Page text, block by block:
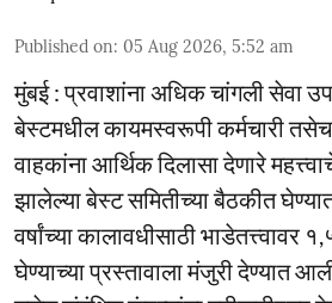
Published on: 05 Aug 2026, 5:52 am
मुंबई : प्रवाशांना अधिक चांगली सेवा
बेस्टमधील कायमस्वरूपी कर्मचारी
वाहकांना आर्थिक दिलासा देणारे
झालेल्या बेस्ट समितीच्या बैठकीत
वर्षांच्या कालावधीसाठी भाडेतत्त्वावर
घेण्याच्या प्रस्तावाला मंजुरी देण्यात